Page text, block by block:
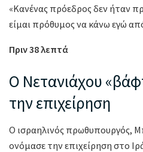
«Κανένας πρόεδρος δεν ήταν
είμαι πρόθυμος να κάνω εγώ
Πριν 38 λεπτά
Ο Νετανιάχου
την επιχείρηση
Ο ισραηλινός πρωθυπουργός,
ονόμασε την επιχείρηση στο